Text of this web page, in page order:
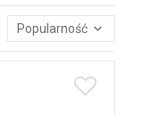
Popularność